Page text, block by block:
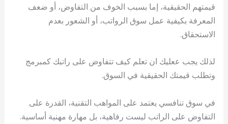
قيمتهم الحقيقية، إما بسبب الخوف من التفاوض، أو ضعف
المعرفة بكيفية عمل سوق الرواتب، أو الشعور بعدم
الاستحقاق.
لذلك يجب ععليك ان تعلم كيف تتفاوض على راتبك كمبرمج
وتطلب قيمتك الحقيقية في السوق.
في سوق تنافسي يعتمد على المواهب التقنية، القدرة على
التفاوض على الراتب ليست رفاهية، بل مهارة مهنية أساسية.